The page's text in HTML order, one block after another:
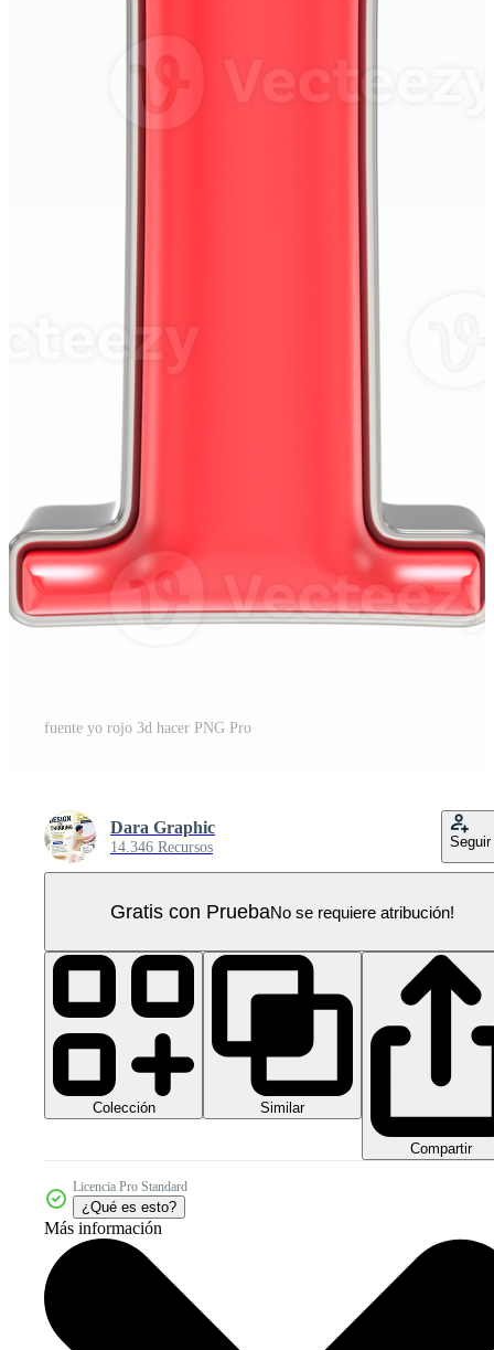
fuente yo rojo 3d hacer PNG Pro
Dara Graphic
14.346 Recursos Seguir
Gratis con PruebaNo se requiere atribución!
Colección Similar
Compartir
Licencia Pro Standard
¿Qué es esto?
Más información